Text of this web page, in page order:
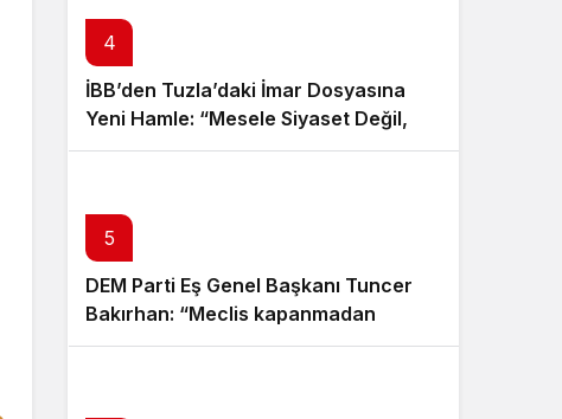
4
İBB’den Tuzla’daki İmar Dosyasına
Yeni Hamle: “Mesele Siyaset Değil,
Kamu Yararı”
5
DEM Parti Eş Genel Başkanı Tuncer
Bakırhan: “Meclis kapanmadan
çerçeve yasa çıkarılmalıdır”